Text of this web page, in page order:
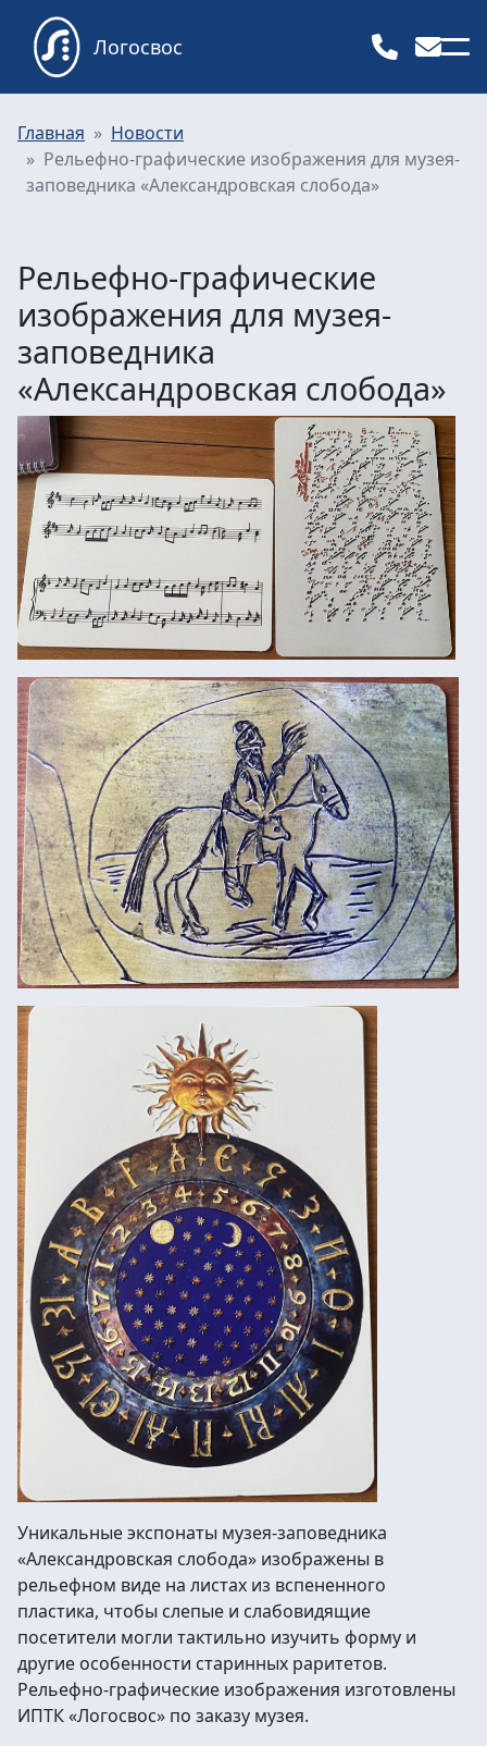
Логосвос
Главная
Новости
Рельефно-графические изображения для музея-
заповедника «Александровская слобода»
Рельефно-графические
изображения для музея-
заповедника
«Александровская слобода»
Уникальные экспонаты музея-заповедника
«Александровская слобода» изображены в
рельефном виде на листах из вспененного
пластика, чтобы слепые и слабовидящие
посетители могли тактильно изучить форму и
другие особенности старинных раритетов.
Рельефно-графические изображения изготовлены
ИПТК «Логосвос» по заказу музея.